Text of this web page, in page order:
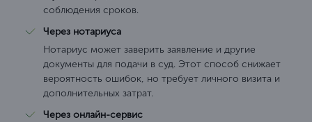
соблюдения сроков.
Через нотариуса
Нотариус может заверить заявление и другие
документы для подачи в суд. Этот способ снижает
вероятность ошибок, но требует личного визита и
дополнительных затрат.
Через онлайн-сервис